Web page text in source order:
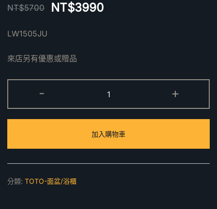
NT$5700 NT$3990
LW1505JU
來店另有優惠或贈品
-
下
嵌
臉
盆
數
+
加入購物車
分類: TOTO-面盆/浴櫃